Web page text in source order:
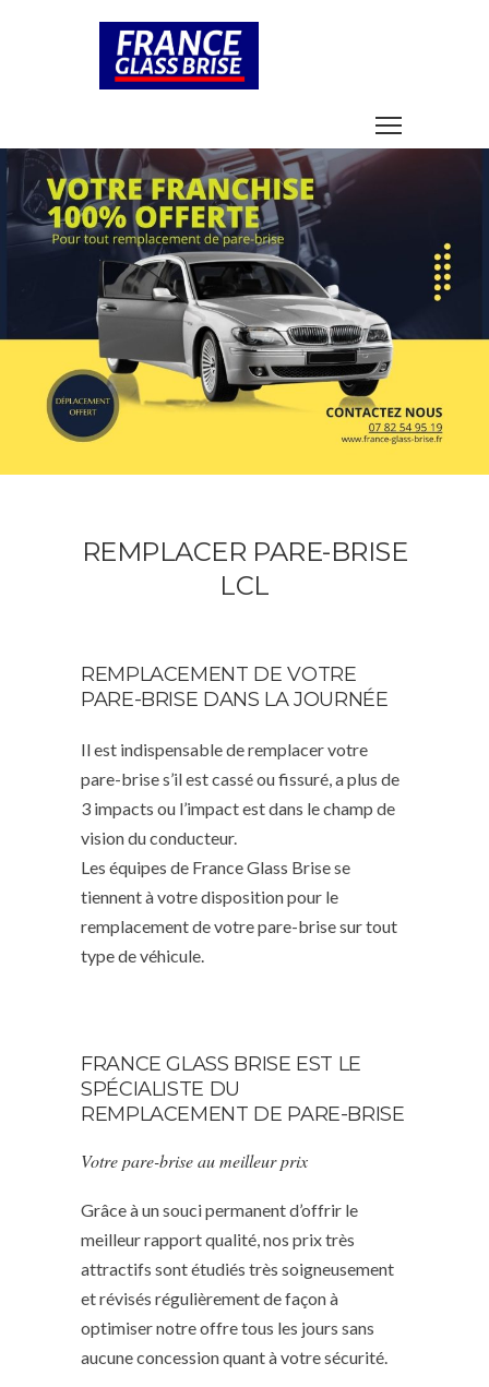
REMPLACER PARE-BRISE
LCL
REMPLACEMENT DE VOTRE
PARE-BRISE DANS LA JOURNÉE
Il est indispensable de remplacer votre
pare-brise s’il est cassé ou fissuré, a plus de
3 impacts ou l’impact est dans le champ de
vision du conducteur.
Les équipes de France Glass Brise se
tiennent à votre disposition pour le
remplacement de votre pare-brise sur tout
type de véhicule.
FRANCE GLASS BRISE EST LE
SPÉCIALISTE DU
REMPLACEMENT DE PARE-BRISE
Votre pare-brise au meilleur prix
Grâce à un souci permanent d’offrir le
meilleur rapport qualité, nos prix très
attractifs sont étudiés très soigneusement
et révisés régulièrement de façon à
optimiser notre offre tous les jours sans
aucune concession quant à votre sécurité.